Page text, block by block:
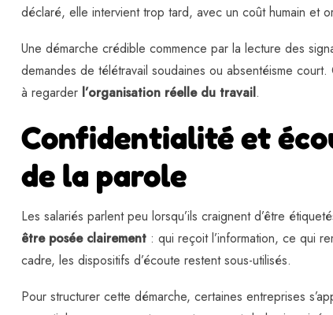
déclaré, elle intervient trop tard, avec un coût humain et
Une démarche crédible commence par la lecture des
demandes de télétravail soudaines ou absentéisme
à regarder l’organisation réelle du travail.
Confidentialité et
de la parole
Les salariés parlent peu lorsqu’ils craignent d’être
être posée clairement : qui reçoit l’information, ce qui
cadre, les dispositifs d’écoute restent sous-utilisés.
Pour structurer cette démarche, certaines entreprises